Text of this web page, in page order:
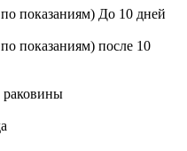
показаниям) До 10 дней
показаниям) после 10